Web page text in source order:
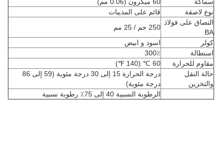
نوع لاصقة
قائم على المذيبات
التصاق على فولاذ
BA
250 جم / 25 مم
كولر
اسود و ابيض
استطالة
300٪
مقاوم للحرارة
60 ℃ (140 ℉)
حالة النقل
والتخزين
درجة الحرارة 15 إلى 30 درجة مئوية (59 إلى 86
درجة مئوية)
الرطوبة النسبية 40 إلى 75٪ رطوبة نسبية